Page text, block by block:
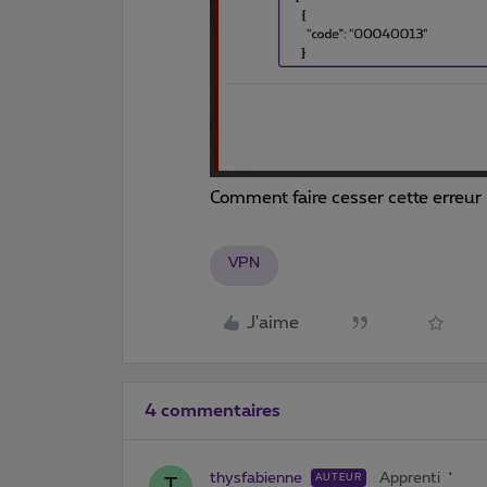
Comment faire cesser cette erreur
VPN
J'aime
4 commentaires
thysfabienne AUTEUR Apprenti